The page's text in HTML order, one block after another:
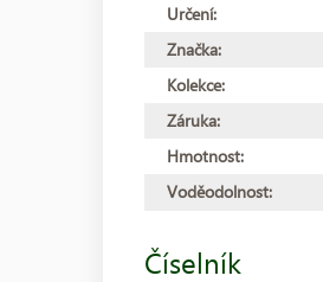
Určení:
Značka:
Kolekce:
Záruka:
Hmotnost:
Voděodolnost:
Číselník